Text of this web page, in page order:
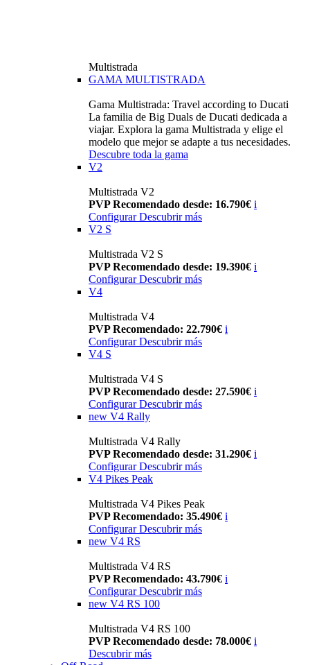
Multistrada
GAMA MULTISTRADA
Gama Multistrada: Travel according to Ducati
La familia de Big Duals de Ducati dedicada a
viajar. Explora la gama Multistrada y elige el
modelo que mejor se adapte a tus necesidades.
Descubre toda la gama
V2
Multistrada V2
PVP Recomendado desde: 16.790€ i
Configurar Descubrir más
V2 S
Multistrada V2 S
PVP Recomendado desde: 19.390€ i
Configurar Descubrir más
V4
Multistrada V4
PVP Recomendado: 22.790€ i
Configurar Descubrir más
V4 S
Multistrada V4 S
PVP Recomendado desde: 27.590€ i
Configurar Descubrir más
new V4 Rally
Multistrada V4 Rally
PVP Recomendado desde: 31.290€ i
Configurar Descubrir más
V4 Pikes Peak
Multistrada V4 Pikes Peak
PVP Recomendado: 35.490€ i
Configurar Descubrir más
new V4 RS
Multistrada V4 RS
PVP Recomendado: 43.790€ i
ConfigurarDescubrir más
new V4 RS 100
Multistrada V4 RS 100
PVP Recomendado desde: 78.000€ i
Descubrir más